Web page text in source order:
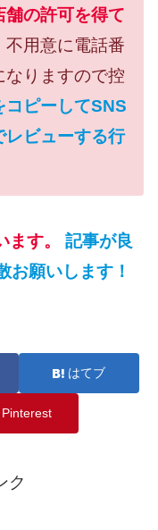
の許可を得て
不用意に電話番
りますので控
コピーしてSNS
レビューする行
す。
記事が良
お願いします！
はてブ
Pinterest
ク